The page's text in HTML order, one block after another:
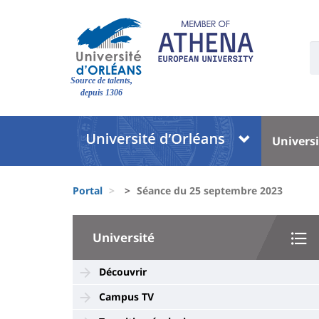
Site
Source de talents,
depuis 1306
Université
Block
liste
des
composantes
Menu
d'Ariane
Portal Séance du 25 septembre 2023
University
Sidebar
Université
Découvrir
Campus TV